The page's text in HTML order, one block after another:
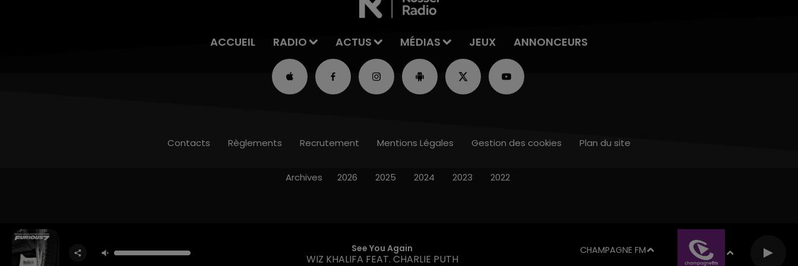
ACCUEIL RADIO ACTUS MÉDIAS JEUX ANNONCEURS
See You Again
WIZ KHALIFA FEAT. CHARLIE PUTH
CHAMPAGNE FM
Contacts Règlements Recrutement Mentions Légales Gestion des cookies Plan du site
Archives 2026 2025 2024 2023 2022